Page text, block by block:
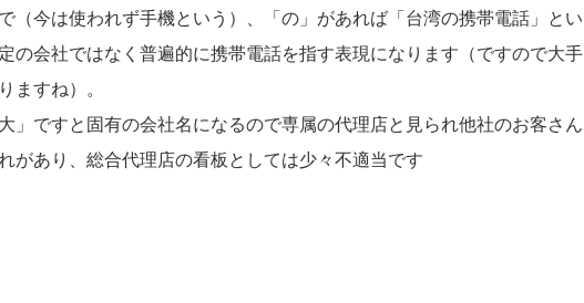
（今は使われず手機という）、「の」があれば「台湾の携帯電話」とい
の会社ではなく普遍的に携帯電話を指す表現になります（ですので大手
ますね）。
」ですと固有の会社名になるので専属の代理店と見られ他社のお客さん
があり、総合代理店の看板としては少々不適当です